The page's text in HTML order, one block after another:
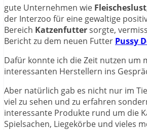
gute Unternehmen wie Fleischeslust
der Interzoo für eine gewaltige
Bereich Katzenfuttersorgte,
Bericht zu dem neuen Futter Pussy
Dafür konnte ich die Zeit nutzen um
interessanten Herstellern ins
Aber natürlich gab es nicht nur im
viel zu sehen und zu erfahren
interessante Produkte rund um die
Spielsachen, Liegekörbe und vieles